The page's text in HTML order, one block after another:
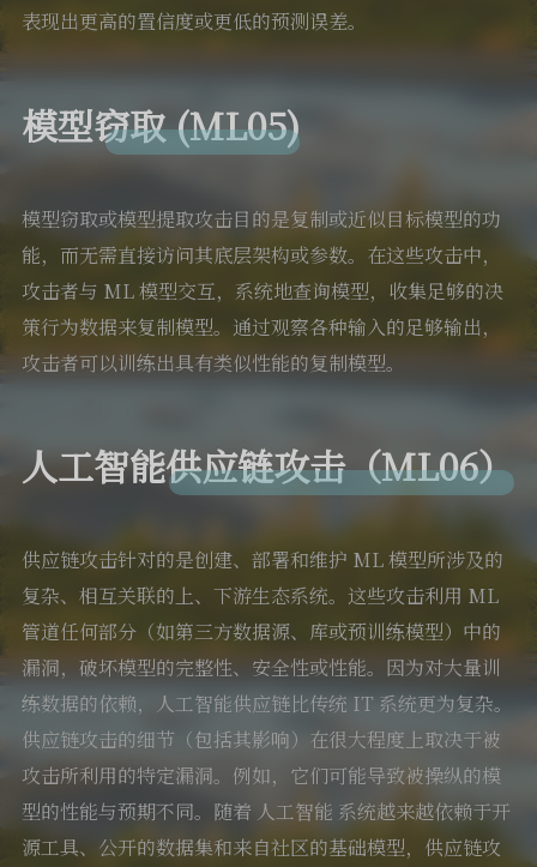
表现出更高的置信度或更低的预测误差。
模型窃取 (ML05)
模型窃取或模型提取攻击目的是复制或近似目标模型的功
能，而无需直接访问其底层架构或参数。在这些攻击中，
攻击者与 ML 模型交互，系统地查询模型，收集足够的决
策行为数据来复制模型。通过观察各种输入的足够输出，
攻击者可以训练出具有类似性能的复制模型。
人工智能供应链攻击（ML06）
供应链攻击针对的是创建、部署和维护 ML 模型所涉及的
复杂、相互关联的上、下游生态系统。这些攻击利用 ML
管道任何部分（如第三方数据源、库或预训练模型）中的
漏洞，破坏模型的完整性、安全性或性能。因为对大量训
练数据的依赖，人工智能供应链比传统 IT 系统更为复杂。
供应链攻击的细节（包括其影响）在很大程度上取决于被
攻击所利用的特定漏洞。例如，它们可能导致被操纵的模
型的性能与预期不同。随着 人工智能 系统越来越依赖于开
源工具、公开的数据集和来自社区的基础模型，供应链攻